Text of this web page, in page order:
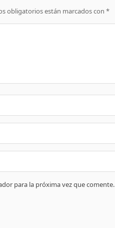
obligatorios están marcados con *
para la próxima vez que comente.